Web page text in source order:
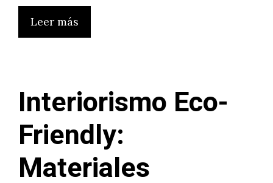
Leer más
Interiorismo Eco-
Friendly:
Materiales